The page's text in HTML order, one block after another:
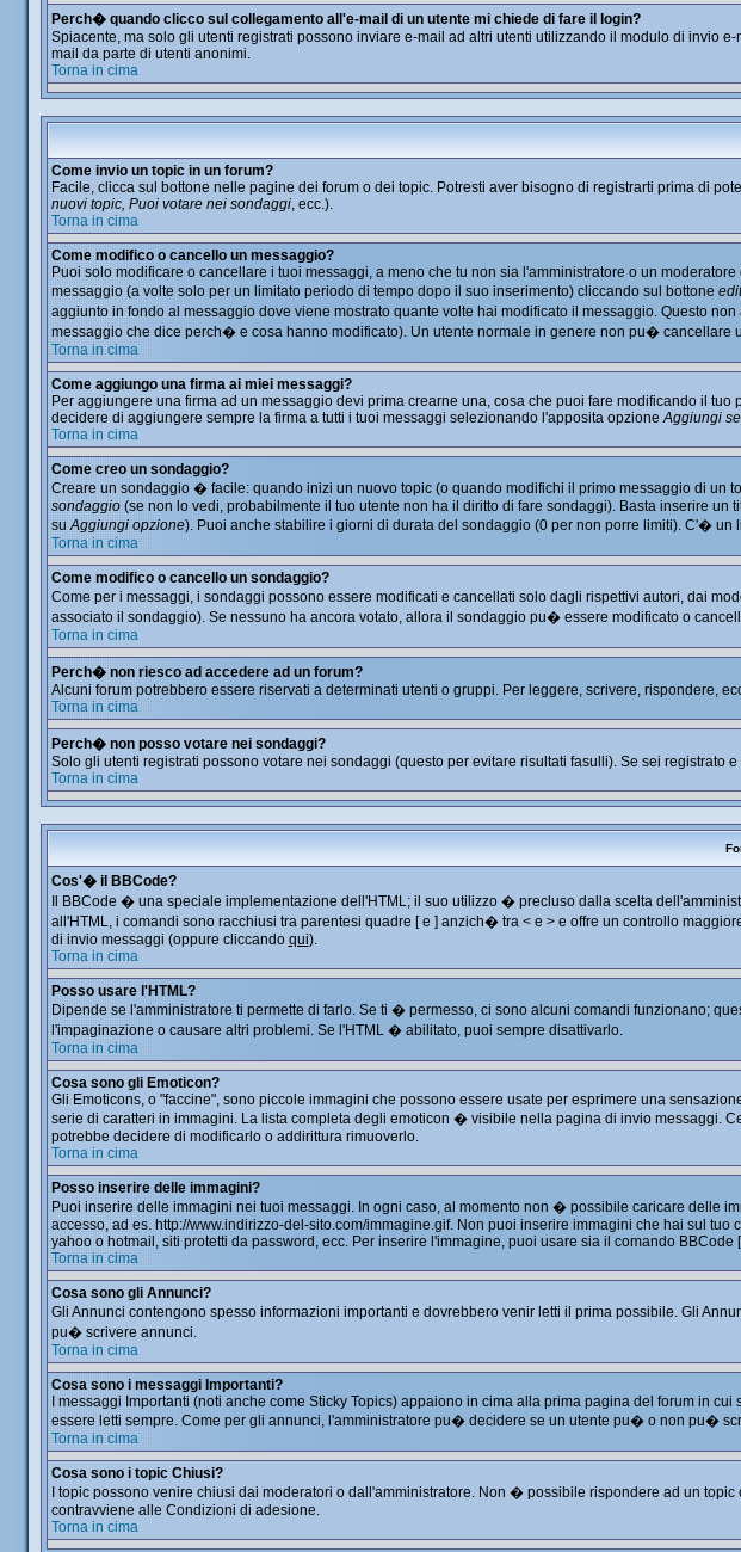
Perch� quando clicco sul collegamento all'e-mail di un utente mi chiede di fare il login?
Spiacente, ma solo gli utenti registrati possono inviare e-mail ad altri utenti utilizzando il modulo di invio
mail da parte di utenti anonimi.
Torna in cima
Come invio un topic in un forum?
Facile, clicca sul bottone nelle pagine dei forum o dei topic. Potresti aver bisogno di registrarti prima di
nuovi topic, Puoi votare nei sondaggi, ecc.).
Torna in cima
Come modifico o cancello un messaggio?
Puoi solo modificare o cancellare i tuoi messaggi, a meno che tu non sia l'amministratore o un
messaggio (a volte solo per un limitato periodo di tempo dopo il suo inserimento) cliccando sul bottone edit
aggiunto in fondo al messaggio dove viene mostrato quante volte hai modificato il messaggio. Questo
messaggio che dice perch� e cosa hanno modificato). Un utente normale in genere non pu� cancellare
Torna in cima
Come aggiungo una firma ai miei messaggi?
Per aggiungere una firma ad un messaggio devi prima crearne una, cosa che puoi fare modificando il
decidere di aggiungere sempre la firma a tutti i tuoi messaggi selezionando l'apposita opzioneAggiungi
Torna in cima
Come creo un sondaggio?
Creare un sondaggio � facile: quando inizi un nuovo topic (o quando modifichi il primo messaggio di
sondaggio(se non lo vedi, probabilmente il tuo utente non ha il diritto di fare sondaggi). Basta inserire
suAggiungi opzione). Puoi anche stabilire i giorni di durata del sondaggio (0 per non porre limiti). C'�
Torna in cima
Come modifico o cancello un sondaggio?
Come per i messaggi, i sondaggi possono essere modificati e cancellati solo dagli rispettivi autori, dai
associato il sondaggio). Se nessuno ha ancora votato, allora il sondaggio pu� essere modificato o
Torna in cima
Perch� non riesco ad accedere ad un forum?
Alcuni forum potrebbero essere riservati a determinati utenti o gruppi. Per leggere, scrivere, rispondere,
Torna in cima
Perch� non posso votare nei sondaggi?
Solo gli utenti registrati possono votare nei sondaggi (questo per evitare risultati fasulli). Se sei
Torna in cima
Cos'� il BBCode?
Il BBCode � una speciale implementazione dell'HTML; il suo utilizzo � precluso dalla scelta
all'HTML, i comandi sono racchiusi tra parentesi quadre [ e ] anzich� tra < e > e offre un controllo
di invio messaggi (oppure cliccando qui).
Torna in cima
Posso usare l'HTML?
Dipende se l'amministratore ti permette di farlo. Se ti � permesso, ci sono alcuni comandi funzionano;
l'impaginazione o causare altri problemi. Se l'HTML � abilitato, puoi sempre disattivarlo.
Torna in cima
Cosa sono gli Emoticon?
Gli Emoticons, o "faccine", sono piccole immagini che possono essere usate per esprimere una
serie di caratteri in immagini. La lista completa degli emoticon � visibile nella pagina di invio messaggi.
potrebbe decidere di modificarlo o addirittura rimuoverlo.
Torna in cima
Posso inserire delle immagini?
Puoi inserire delle immagini nei tuoi messaggi. In ogni caso, al momento non � possibile caricare delle
accesso, ad es. http://www.indirizzo-del-sito.com/immagine.gif. Non puoi inserire immagini che hai sul
yahoo o hotmail, siti protetti da password, ecc. Per inserire l'immagine, puoi usare sia il comando
Torna in cima
Cosa sono gli Annunci?
Gli Annunci contengono spesso informazioni importanti e dovrebbero venir letti il prima possibile. Gli
pu� scrivere annunci.
Torna in cima
Cosa sono i messaggi Importanti?
I messaggi Importanti (noti anche come Sticky Topics) appaiono in cima alla prima pagina del forum in
essere letti sempre. Come per gli annunci, l'amministratore pu� decidere se un utente pu� o non pu�
Torna in cima
Cosa sono i topic Chiusi?
I topic possono venire chiusi dai moderatori o dall'amministratore. Non � possibile rispondere ad un
contravviene alle Condizioni di adesione.
Torna in cima